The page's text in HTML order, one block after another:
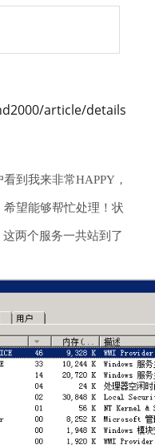
article/details
到我来非常HAPPY，
望能够帮忙处理！状
这两个服务一共站到了